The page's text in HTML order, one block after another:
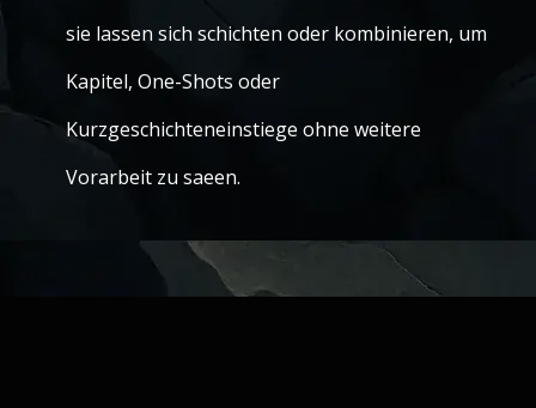
sie lassen sich schichten oder kombinieren, um
Kapitel, One-Shots oder
Kurzgeschichteneinstiege ohne weitere
Vorarbeit zu saeen.